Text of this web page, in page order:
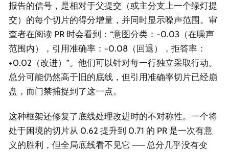
报告的信号，是相对于父提交（或主分支上一个绿灯提
交）的每个切片的得分增量，并同时显示噪声范围。审
查者在阅读 PR 时会看到：“意图分类：−0.03（在噪声
范围内），引用准确率：−0.08（回退），拒答率：
+0.02（改进）”。他们可以针对每一行独立采取行动。
总分可能仍然高于旧的底线，但引用准确率切片已经崩
盘，而门禁捕捉到了这一点。
这种框架还修复了底线处理改进时的不对称性。一个将
处于困境的切片从 0.62 提升到 0.71 的 PR 是一次有意
义的胜利，但全局底线看不见它 —— 总分几乎没有变